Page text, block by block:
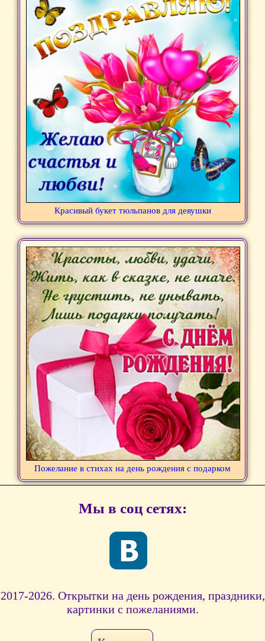
Красивый букет тюльпанов для девушки
Пожелание в стихах на день рождения с подарком
Мы в соц сетях:
2017-2026. Открытки на день рождения, праздники,
картинки с пожеланиями.